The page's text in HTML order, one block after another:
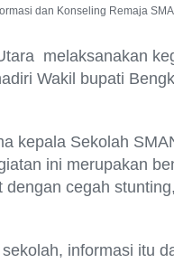
dan Konseling Remaja
melaksanakan
Wakil bupati
kepala Sekolah
ini merupakan
cegah
informasi itu